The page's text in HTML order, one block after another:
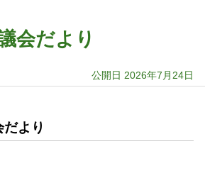
会だより
公開日 2026年7月24日
より